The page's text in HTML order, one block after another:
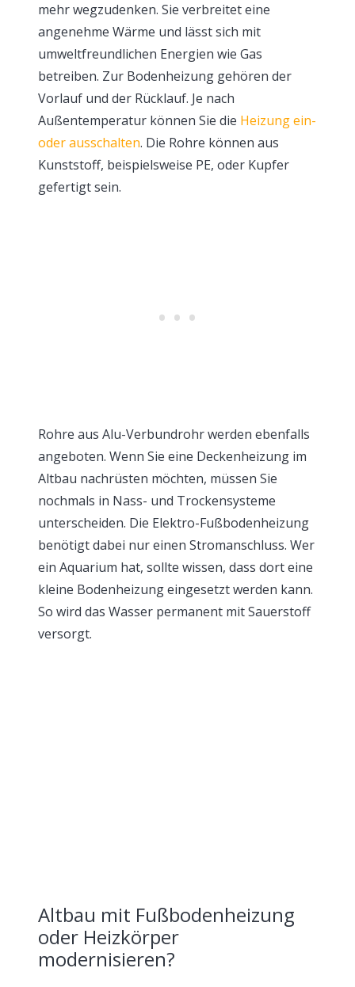
mehr wegzudenken. Sie verbreitet eine
angenehme Wärme und lässt sich mit
umweltfreundlichen Energien wie Gas
betreiben. Zur Bodenheizung gehören der
Vorlauf und der Rücklauf. Je nach
Außentemperatur können Sie die Heizung ein-
oder ausschalten. Die Rohre können aus
Kunststoff, beispielsweise PE, oder Kupfer
gefertigt sein.
Rohre aus Alu-Verbundrohr werden ebenfalls
angeboten. Wenn Sie eine Deckenheizung im
Altbau nachrüsten möchten, müssen Sie
nochmals in Nass- und Trockensysteme
unterscheiden. Die Elektro-Fußbodenheizung
benötigt dabei nur einen Stromanschluss. Wer
ein Aquarium hat, sollte wissen, dass dort eine
kleine Bodenheizung eingesetzt werden kann.
So wird das Wasser permanent mit Sauerstoff
versorgt.
Altbau mit Fußbodenheizung
oder Heizkörper
modernisieren?